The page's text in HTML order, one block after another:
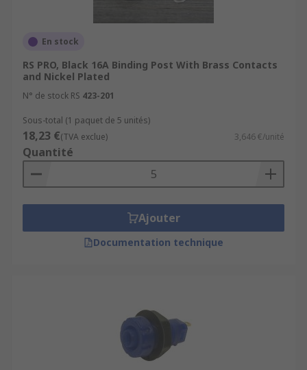
En stock
RS PRO, Black 16A Binding Post With Brass Contacts
and Nickel Plated
N° de stock RS 423-201
Sous-total (1 paquet de 5 unités)
18,23 €(TVA exclue) 3,646 €/unité
Quantité
Ajouter
Documentation technique